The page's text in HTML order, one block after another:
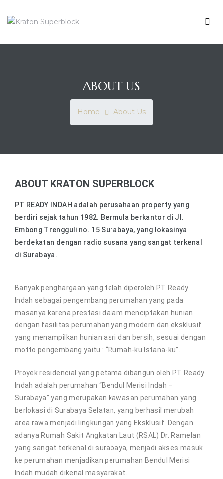
Enrich
ABOUT US
Home About Us
ABOUT KRATON SUPERBLOCK
PT READY INDAH adalah perusahaan property yang
berdiri sejak tahun 1982. Bermula berkantor di Jl.
Embong Trengguli no. 15 Surabaya, yang lokasinya
berdekatan dengan radio susana yang sangat terkenal
di Surabaya.
Banyak penghargaan yang telah diperoleh PT Ready
Indah sebagai pengembang perumahan yang pada
masanya karena prestasi dalam menciptakan hunian
dengan fasilitas perumahan yang modern dan eksklusif
yang menampilkan hunian asri dan bersih, sesuai dengan
motto pengembang yaitu : “Rumah-ku Istana-ku”.
Proyek residencial yang petama dibangun oleh PT Ready
Indah adalah perumahan “Bendul Merisi Indah –
Surabaya” yang merupakan kawasan perumahan yang
berlokasi di Surabaya Selatan, yang berhasil merubah
area rawa menjadi lingkungan yang Eksklusif. Dengan
adanya Rumah Sakit Angkatan Laut (RSAL) Dr. Ramelan
yang sangat terkenal di surabaya, menjadi akses masuk
ke perumahan menjadikan perumahan Bendul Merisi
Indah mudah dikenal masyarakat.